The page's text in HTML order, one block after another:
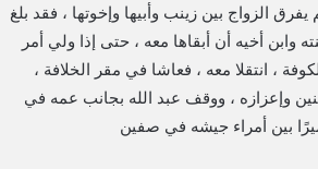
الزواج بين زينب وأبيها وإخوتها ، فقد بلغ
وابن أخيه أن أبقاها معه ، حتى إذا ولي أمر
، انتقلا معه ، فعاشا في مقر الخلافة ،
وإعزازه ، ووقف عبد الله بجانب عمه في
بين أمراء جيشه في صفين